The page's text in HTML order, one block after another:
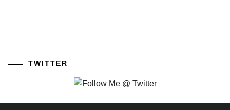
TWITTER